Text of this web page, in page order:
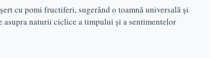
cu pomi fructiferi, sugerând o toamnă universală și
asupra naturii ciclice a timpului și a sentimentelor